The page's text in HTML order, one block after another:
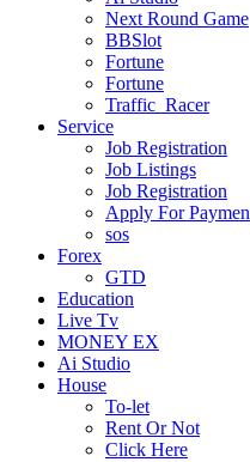
Next Round Game
BBSlot
Fortune
Fortune
Traffic_Racer
Service
Job Registration
Job Listings
Job Registration
Apply For
sos
Forex
GTD
Education
Live Tv
MONEY EX
Ai Studio
House
To-let
Rent Or Not
Click Here